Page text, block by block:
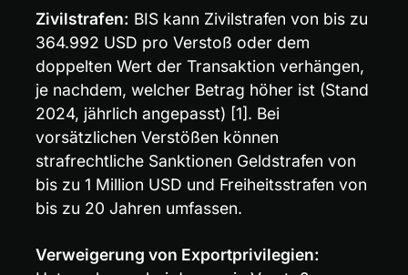
Zivilstrafen: BIS kann Zivilstrafen von bis zu
364.992 USD pro Verstoß oder dem
doppelten Wert der Transaktion verhängen,
je nachdem, welcher Betrag höher ist (Stand
2024, jährlich angepasst) [1]. Bei
vorsätzlichen Verstößen können
strafrechtliche Sanktionen Geldstrafen von
bis zu 1 Million USD und Freiheitsstrafen von
bis zu 20 Jahren umfassen.
Verweigerung von Exportprivilegien: